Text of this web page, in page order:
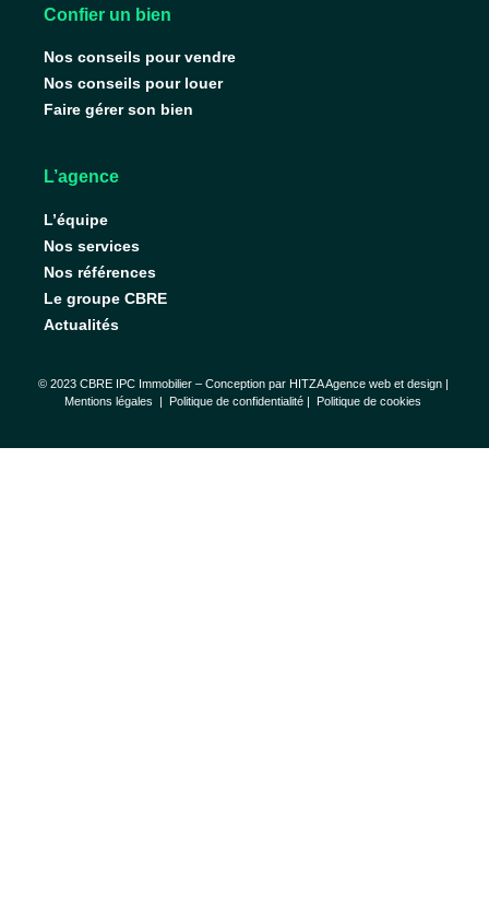
Confier un bien
Nos conseils pour vendre
Nos conseils pour louer
Faire gérer son bien
L’agence
L’équipe
Nos services
Nos références
Le groupe CBRE
Actualités
© 2023 CBRE IPC Immobilier – Conception par HITZA Agence web et design|
Mentions légales | Politique de confidentialité | Politique de cookies